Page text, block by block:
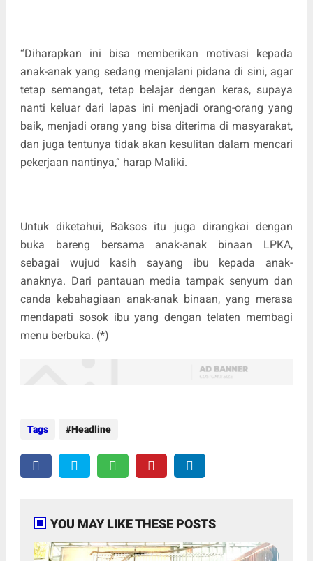
“Diharapkan ini bisa memberikan motivasi kepada
anak-anak yang sedang menjalani pidana di sini, agar
tetap semangat, tetap belajar dengan keras, supaya
nanti keluar dari lapas ini menjadi orang-orang yang
baik, menjadi orang yang bisa diterima di masyarakat,
dan juga tentunya tidak akan kesulitan dalam mencari
pekerjaan nantinya,” harap Maliki.
Untuk diketahui, Baksos itu juga dirangkai dengan
buka bareng bersama anak-anak binaan LPKA,
sebagai wujud kasih sayang ibu kepada anak-
anaknya. Dari pantauan media tampak senyum dan
canda kebahagiaan anak-anak binaan, yang merasa
mendapati sosok ibu yang dengan telaten membagi
menu berbuka. (*)
Tags Headline
YOU MAY LIKE THESE POSTS